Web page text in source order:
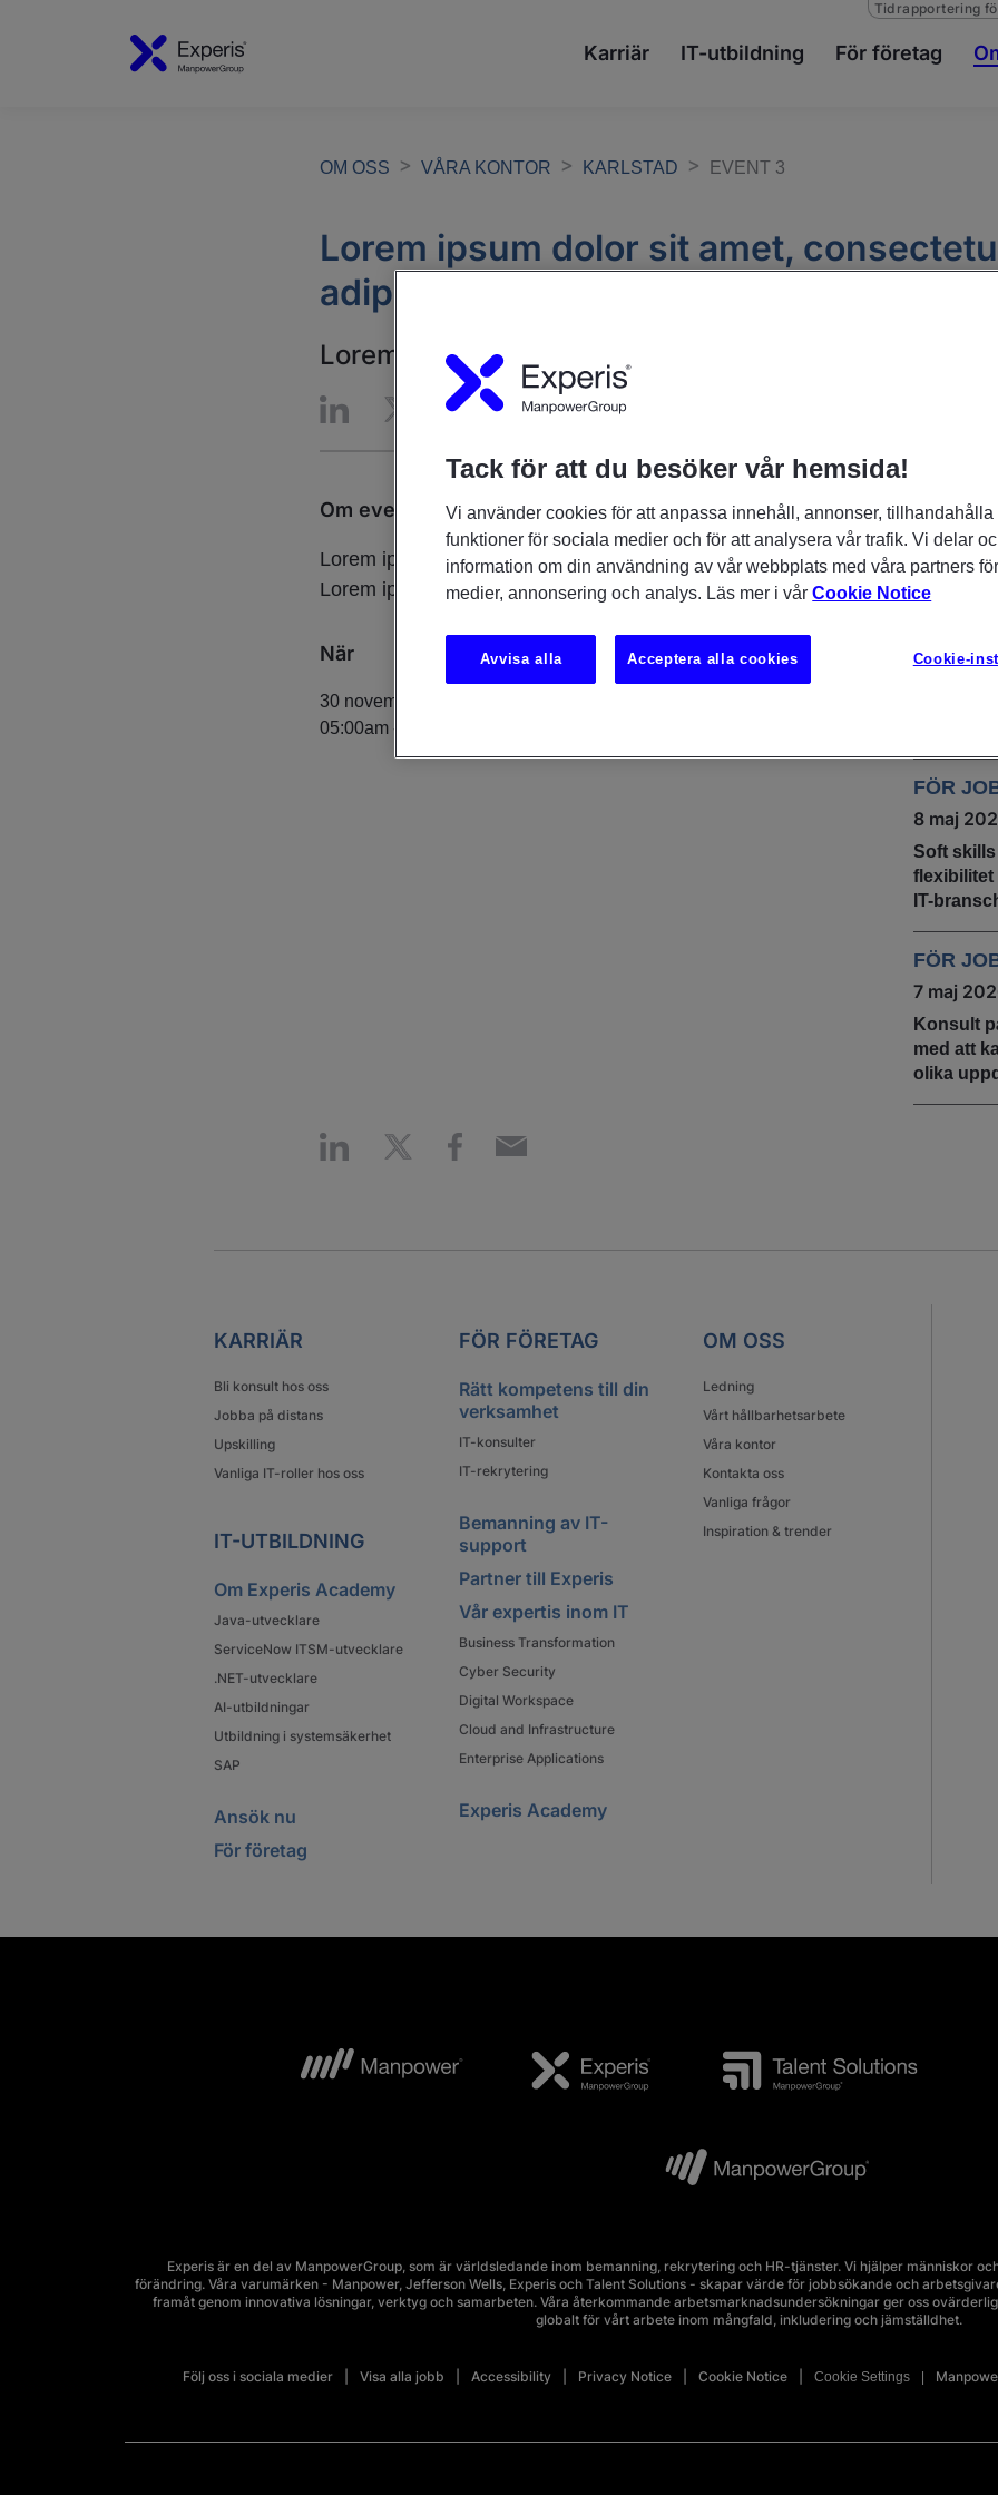
Karriär IT-utbildning För företag
Tidrapportering
OM OSS VÅRA KONTOR KARLSTAD EVENT 3
Lorem ipsum dolor sit amet,
adipiscing elit Lorem ipsum dolor
Lorem ipsum dolor sit amet, consectetur adipiscing
Om eventet
Lorem ipsum dolor sit amet, consectetur adipiscing elit
Lorem ipsum dolor
När
30 november 2020
05:00am-
DU
IT &
stabil
FÖR
8 maj
Soft
flexibilitet
IT-
FÖR
7 maj
Konsult
med att
olika
KARRIÄR
Bli konsult hos oss
Jobba på distans
Upskilling
Vanliga IT-roller hos oss
IT-UTBILDNING
Om Experis Academy
Java-utvecklare
ServiceNow ITSM-utvecklare
.NET-utvecklare
AI-utbildningar
Utbildning i systemsäkerhet
SAP
Ansök nu
För företag
FÖR FÖRETAG
Rätt kompetens till din
verksamhet
IT-konsulter
IT-rekrytering
Bemanning av IT-
support
Partner till Experis
Vår expertis inom IT
Business Transformation
Cyber Security
Digital Workspace
Cloud and Infrastructure
Enterprise Applications
Experis Academy
OM OSS
Ledning
Vårt hållbarhetsarbete
Våra kontor
Kontakta oss
Vanliga frågor
Inspiration & trender
Experis är en del av ManpowerGroup, som är världsledande inom bemanning, rekrytering och HR-tjänster. Vi hjälper människor
förändring. Våra varumärken - Manpower, Jefferson Wells, Experis och Talent Solutions - skapar värde för jobbsökande och
framåt genom innovativa lösningar, verktyg och samarbeten. Våra återkommande arbetsmarknadsundersökningar ger oss
globalt för vårt arbete inom mångfald, inkludering och jämställdhet.
Följ oss i sociala medier Visa alla jobb Accessibility Privacy Notice Cookie Notice Cookie Settings
Tack för att du besöker vår hemsida!
Vi använder cookies för att anpassa innehåll, annonser, tillhandahålla
funktioner för sociala medier och för att analysera vår trafik. Vi delar
information om din användning av vår webbplats med våra partners
medier, annonsering och analys. Läs mer i vårCookie Notice
Cookie-
Avvisa alla Acceptera alla cookies